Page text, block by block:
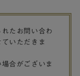
たお問い合わ
いただきま
合がございま